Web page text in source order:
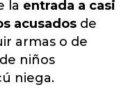
la entrada a casi
acusados de
armas o de
niños
niega.